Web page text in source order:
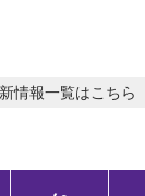
情報一覧はこちら